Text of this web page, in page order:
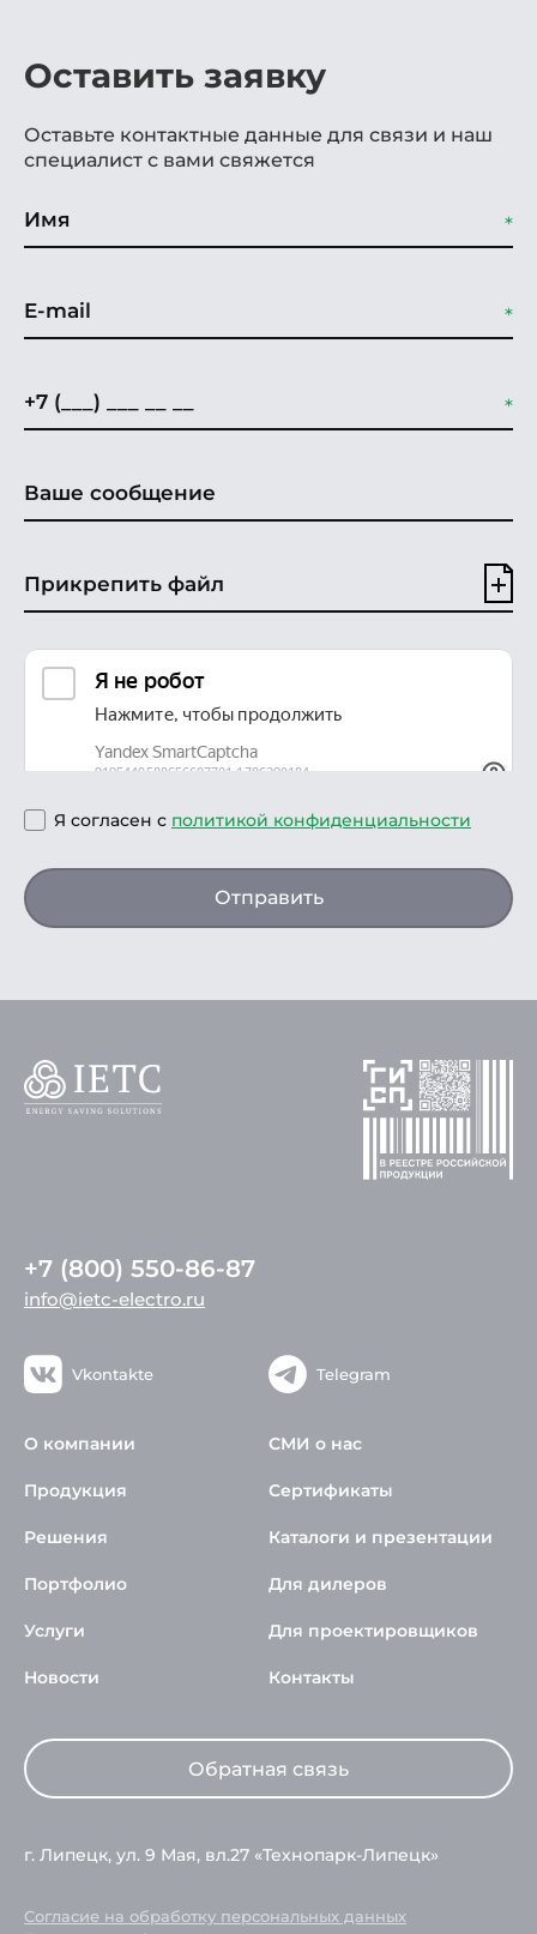
Оставить заявку
Оставьте контактные данные для связи и наш
специалист с вами свяжется
Прикрепить файл
Я согласен с политикой конфиденциальности
Отправить
+7 (800) 550-86-87
info@ietc-electro.ru
Vkontakte Telegram
О компании
Продукция
Решения
Портфолио
Услуги
Новости
СМИ о нас
Сертификаты
Каталоги и презентации
Для дилеров
Для проектировщиков
Контакты
Обратная связь
г. Липецк, ул. 9 Мая, вл.27 «Технопарк-Липецк»
Согласие на обработку персональных данных